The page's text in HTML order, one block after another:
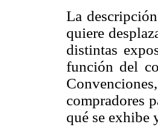
La
quiere
distintas
función del
compradores
qué se exhibe